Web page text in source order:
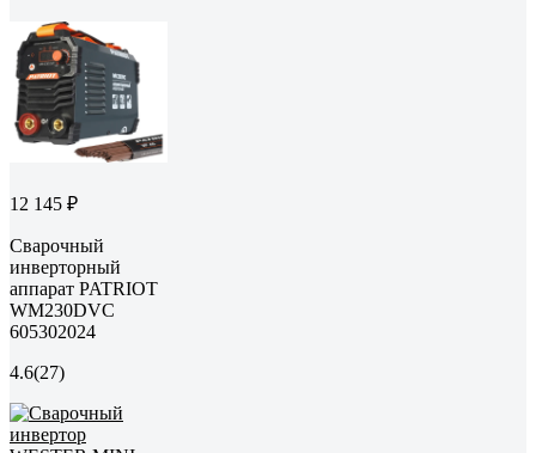
12 145 ₽
Сварочный
инверторный
аппарат PATRIOT
WM230DVC
605302024
4.6(27)